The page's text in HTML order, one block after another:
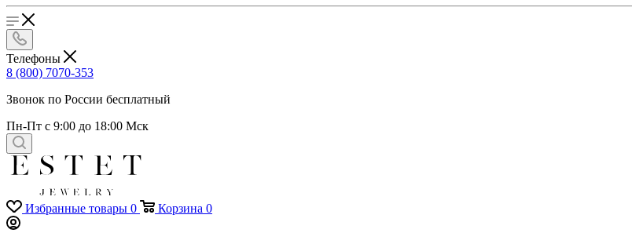
Телефоны
8 (800) 7070-353
Звонок по России бесплатный
Пн-Пт с 9:00 до 18:00 Мск
Избранные товары 0 Корзина 0